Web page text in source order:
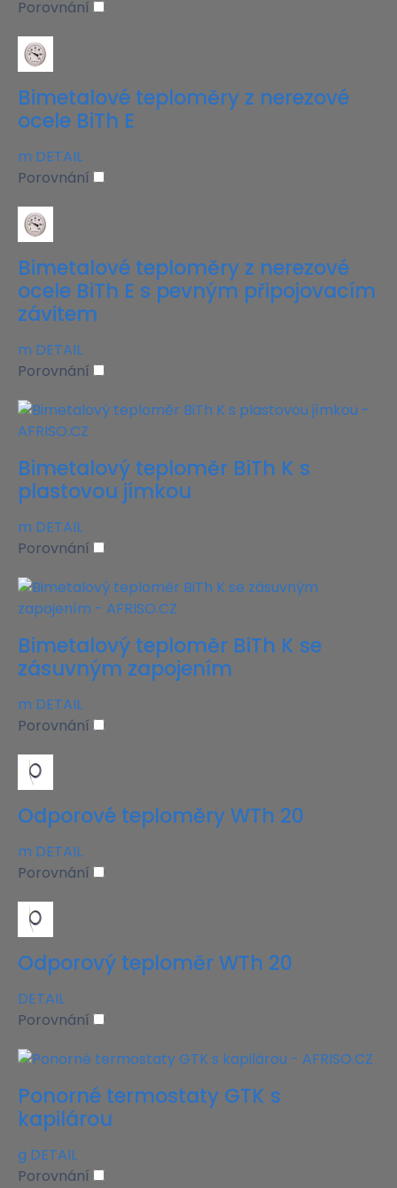
Porovnání
Bimetalové teploměry z nerezové
ocele BiTh E
m DETAIL
Porovnání
Bimetalové teploměry z nerezové
ocele BiTh E s pevným připojovacím
závitem
m DETAIL
Porovnání
Bimetalový teploměr BiTh K s
plastovou jímkou
m DETAIL
Porovnání
Bimetalový teploměr BiTh K se
zásuvným zapojením
m DETAIL
Porovnání
Odporové teploměry WTh 20
m DETAIL
Porovnání
Odporový teploměr WTh 20
DETAIL
Porovnání
Ponorné termostaty GTK s
kapilárou
g DETAIL
Porovnání